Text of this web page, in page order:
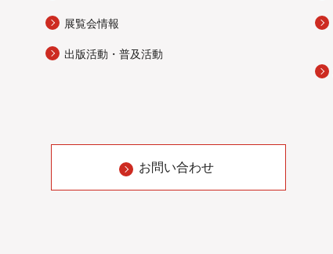
展覧会情報
出版活動・普及活動
お問い合わせ